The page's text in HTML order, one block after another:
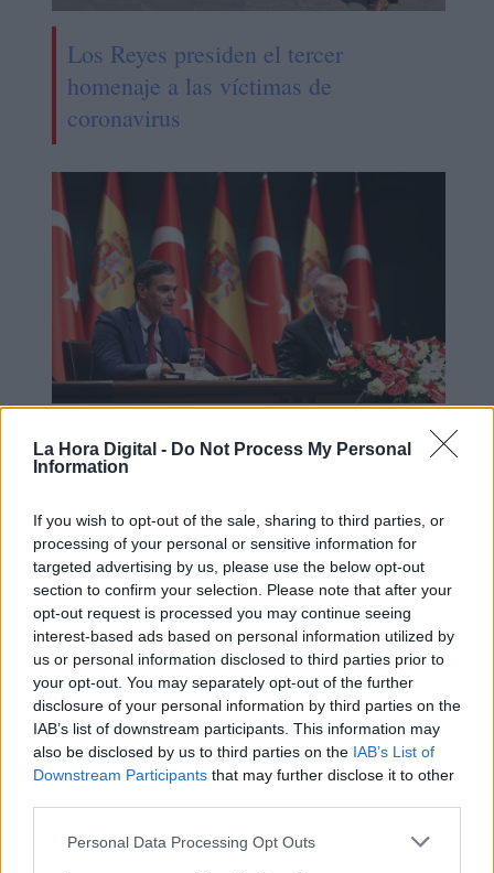
La Hora Digital - Do Not Process My Personal
Information
If you wish to opt-out of the sale, sharing to third parties, or
processing of your personal or sensitive information for
targeted advertising by us, please use the below opt-out
section to confirm your selection. Please note that after your
opt-out request is processed you may continue seeing
interest-based ads based on personal information utilized by
us or personal information disclosed to third parties prior to
your opt-out. You may separately opt-out of the further
disclosure of your personal information by third parties on the
IAB’s list of downstream participants. This information may
also be disclosed by us to third parties on the IAB’s List of
Downstream Participants that may further disclose it to other
Personal Data Processing Opt Outs
Los Reyes presiden el tercer
homenaje a las víctimas de
coronavirus
Sánchez ha agradecido a Erdogan
que levantara el veto para la
incorporación de Suecia y Turquía en
la OTAN
OPINIONES DIVERSAS
¿La ciudadanía de Occidente
es consciente del riesgo de
una tercera guerra mundial?
Por Álvaro Frutos Rosado y Gabinete